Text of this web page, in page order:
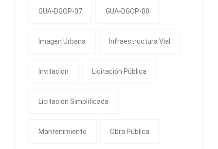
GUA-DGOP-07 GUA-DGOP-08
Imagen Urbana Infraestructura Vial
Invitación Licitación Pública
Licitación Simplificada
Mantenimiento Obra Pública